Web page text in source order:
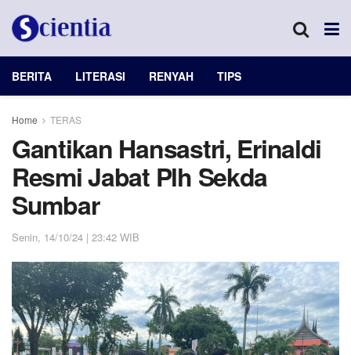
BERITA LITERASI RENYAH TIPS
Home TERAS
Gantikan Hansastri, Erinaldi
Resmi Jabat Plh Sekda
Sumbar
Senin, 14/10/24 | 23:42 WIB